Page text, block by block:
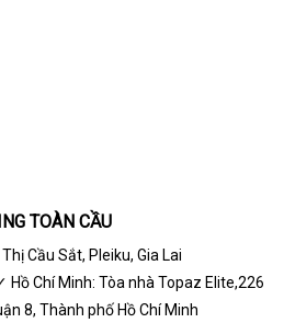
TOÀN CẦU
Cầu Sắt, Pleiku, Gia Lai
Hồ Chí Minh: Tòa nhà Topaz Elite,226
8, Thành phố Hồ Chí Minh